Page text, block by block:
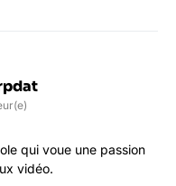
qui voue une passion
vidéo.